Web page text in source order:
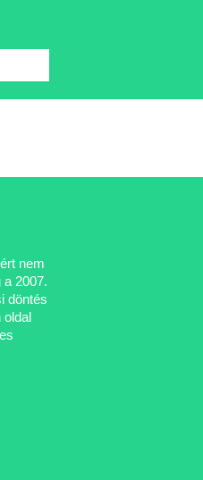
nem
2007.
döntés
oldal